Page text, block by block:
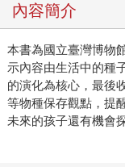
內容簡介
本書為國立臺灣博物
示內容由生活中的種
的演化為核心，最後
等物種保存觀點，提
未來的孩子還有機會